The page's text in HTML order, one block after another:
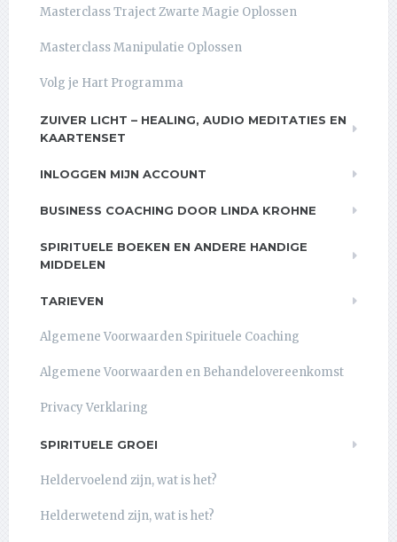
Masterclass Traject Zwarte Magie Oplossen
Masterclass Manipulatie Oplossen
Volg je Hart Programma
ZUIVER LICHT – HEALING, AUDIO MEDITATIES EN
KAARTENSET
INLOGGEN MIJN ACCOUNT
BUSINESS COACHING DOOR LINDA KROHNE
SPIRITUELE BOEKEN EN ANDERE HANDIGE
MIDDELEN
TARIEVEN
Algemene Voorwaarden Spirituele Coaching
Algemene Voorwaarden en Behandelovereenkomst
Privacy Verklaring
SPIRITUELE GROEI
Heldervoelend zijn, wat is het?
Helderwetend zijn, wat is het?